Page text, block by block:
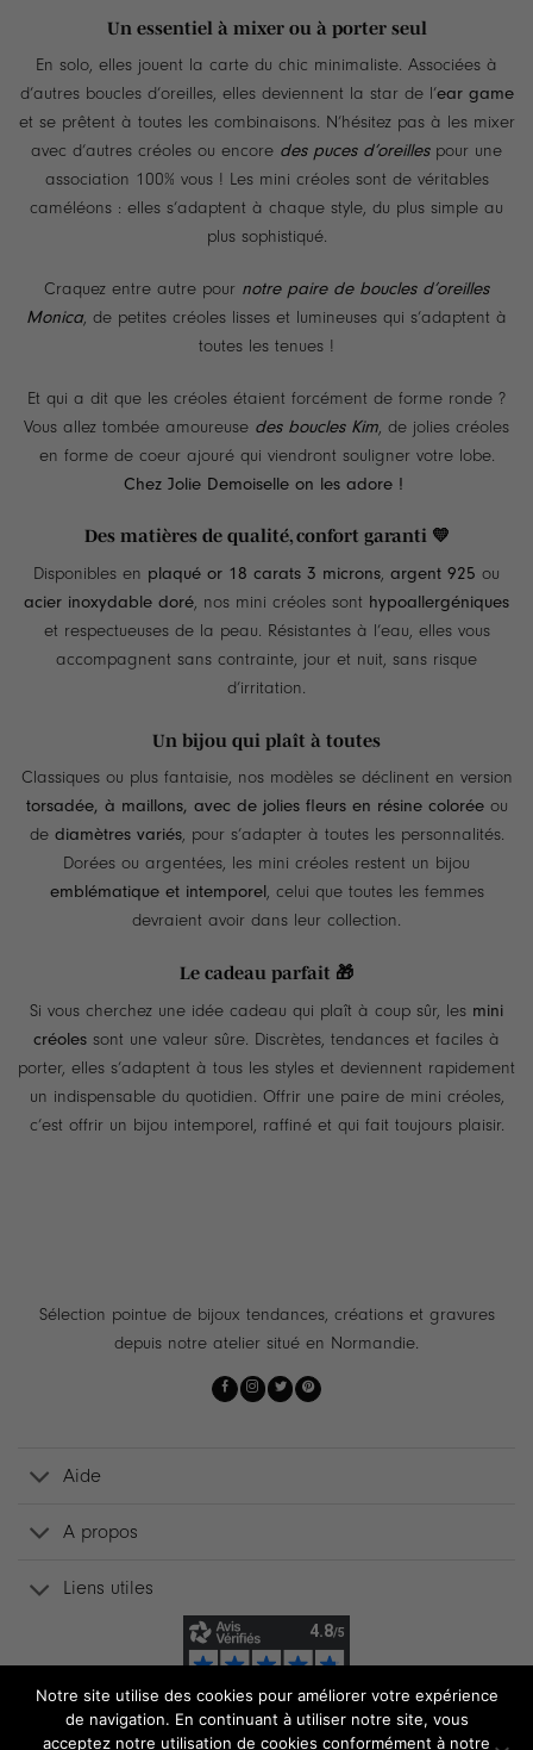
Un essentiel à mixer ou à porter seul
En solo, elles jouent la carte du chic minimaliste. Associées à
d’autres boucles d’oreilles, elles deviennent la star de l’ear game
et se prêtent à toutes les combinaisons. N’hésitez pas à les mixer
avec d’autres créoles ou encore des puces d’oreillespour une
association 100% vous ! Les mini créoles sont de véritables
caméléons : elles s’adaptent à chaque style, du plus simple au
plus sophistiqué.
Craquez entre autre pour notre paire de boucles d’oreilles
Monica, de petites créoles lisses et lumineuses qui s’adaptent à
toutes les tenues !
Et qui a dit que les créoles étaient forcément de forme ronde ?
Vous allez tombée amoureuse des boucles Kim, de jolies créoles
en forme de coeur ajouré qui viendront souligner votre lobe.
Chez Jolie Demoiselle on les adore !
Des matières de qualité, confort garanti 💛
Disponibles en plaqué or 18 carats 3 microns, argent 925 ou
acier inoxydable doré, nos mini créoles sont hypoallergéniques
et respectueuses de la peau. Résistantes à l’eau, elles vous
accompagnent sans contrainte, jour et nuit, sans risque
d’irritation.
Un bijou qui plaît à toutes
Classiques ou plus fantaisie, nos modèles se déclinent en version
torsadée, à maillons, avec de jolies fleurs en résine coloréeou
de diamètres variés, pour s’adapter à toutes les personnalités.
Dorées ou argentées, les mini créoles restent un bijou
emblématique et intemporel, celui que toutes les femmes
devraient avoir dans leur collection.
Le cadeau parfait 🎁
Si vous cherchez une idée cadeau qui plaît à coup sûr, les mini
créoles sont une valeur sûre. Discrètes, tendances et faciles à
porter, elles s’adaptent à tous les styles et deviennent rapidement
un indispensable du quotidien. Offrir une paire de mini créoles,
c’est offrir un bijou intemporel, raffiné et qui fait toujours plaisir.
Sélection pointue de bijoux tendances, créations et gravures
depuis notre atelier situé en Normandie.
Aide
A propos
Liens utiles
Notre site utilise des cookies pour améliorer votre expérience
de navigation. En continuant à utiliser notre site, vous
acceptez notre utilisation de cookies conformément à notre